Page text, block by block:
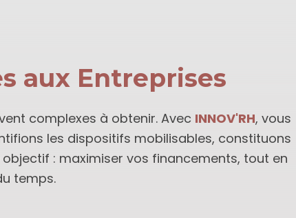
aux Entreprises
complexes à obtenir. Avec INNOV'RH, vous
les dispositifs mobilisables, constituons
: maximiser vos financements, tout en
temps.